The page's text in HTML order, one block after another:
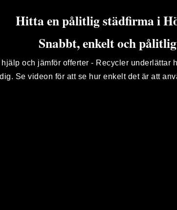
Hitta en pålitlig städfirma i
Snabbt, enkelt och
hjälp och jämför offerter - Recycler underlättar
Se videon för att se hur enkelt det är att